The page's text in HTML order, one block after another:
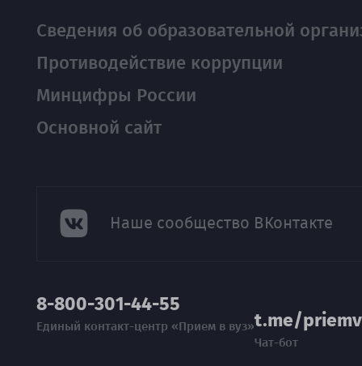
Сведения об образовательной
Противодействие коррупции
Минцифры России
Основной сайт
Наше сообщество ВКонтакте
8-800-301-44-55
Единый контакт-центр «Прием в вуз»t.me/
Чат-бот